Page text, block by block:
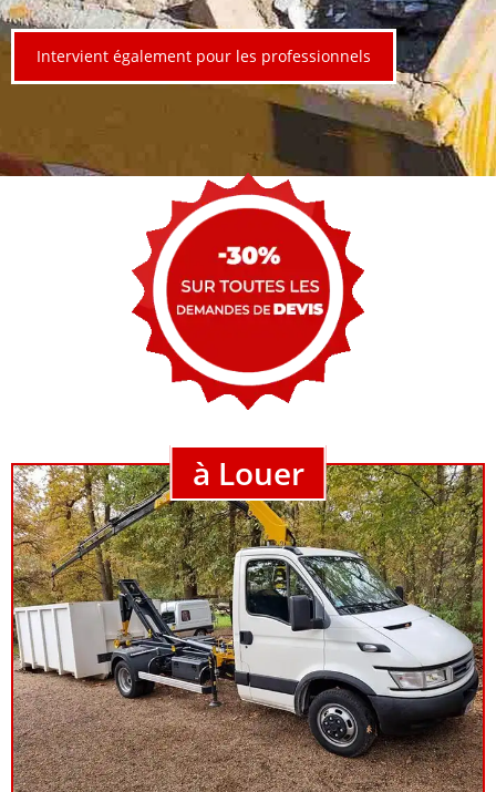
Intervient également pour les professionnels
à Louer